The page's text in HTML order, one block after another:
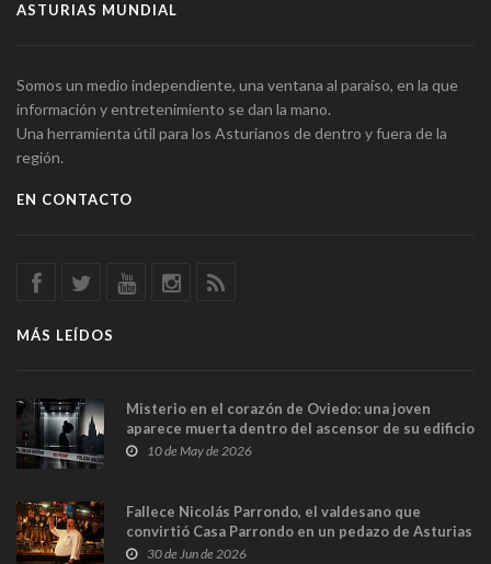
ASTURIAS MUNDIAL
Somos un medio independiente, una ventana al paraíso, en la que
información y entretenimiento se dan la mano.
Una herramienta útil para los Asturianos de dentro y fuera de la
región.
EN CONTACTO
MÁS LEÍDOS
Misterio en el corazón de Oviedo: una joven
aparece muerta dentro del ascensor de su edificio
y las cámaras captan sus últimos minutos
10 de May de 2026
Fallece Nicolás Parrondo, el valdesano que
convirtió Casa Parrondo en un pedazo de Asturias
en Madrid
30 de Jun de 2026